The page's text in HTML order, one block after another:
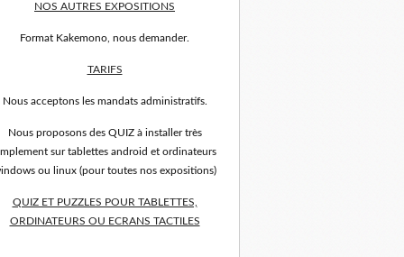
NOS AUTRES EXPOSITIONS
Format Kakemono, nous demander.
TARIFS
Nous acceptons les mandats administratifs.
Nous proposons des QUIZ à installer très
sur tablettes android et ordinateurs
ou linux (pour toutes nos expositions)
QUIZ ET PUZZLES POUR TABLETTES,
ORDINATEURS OU ECRANS TACTILES